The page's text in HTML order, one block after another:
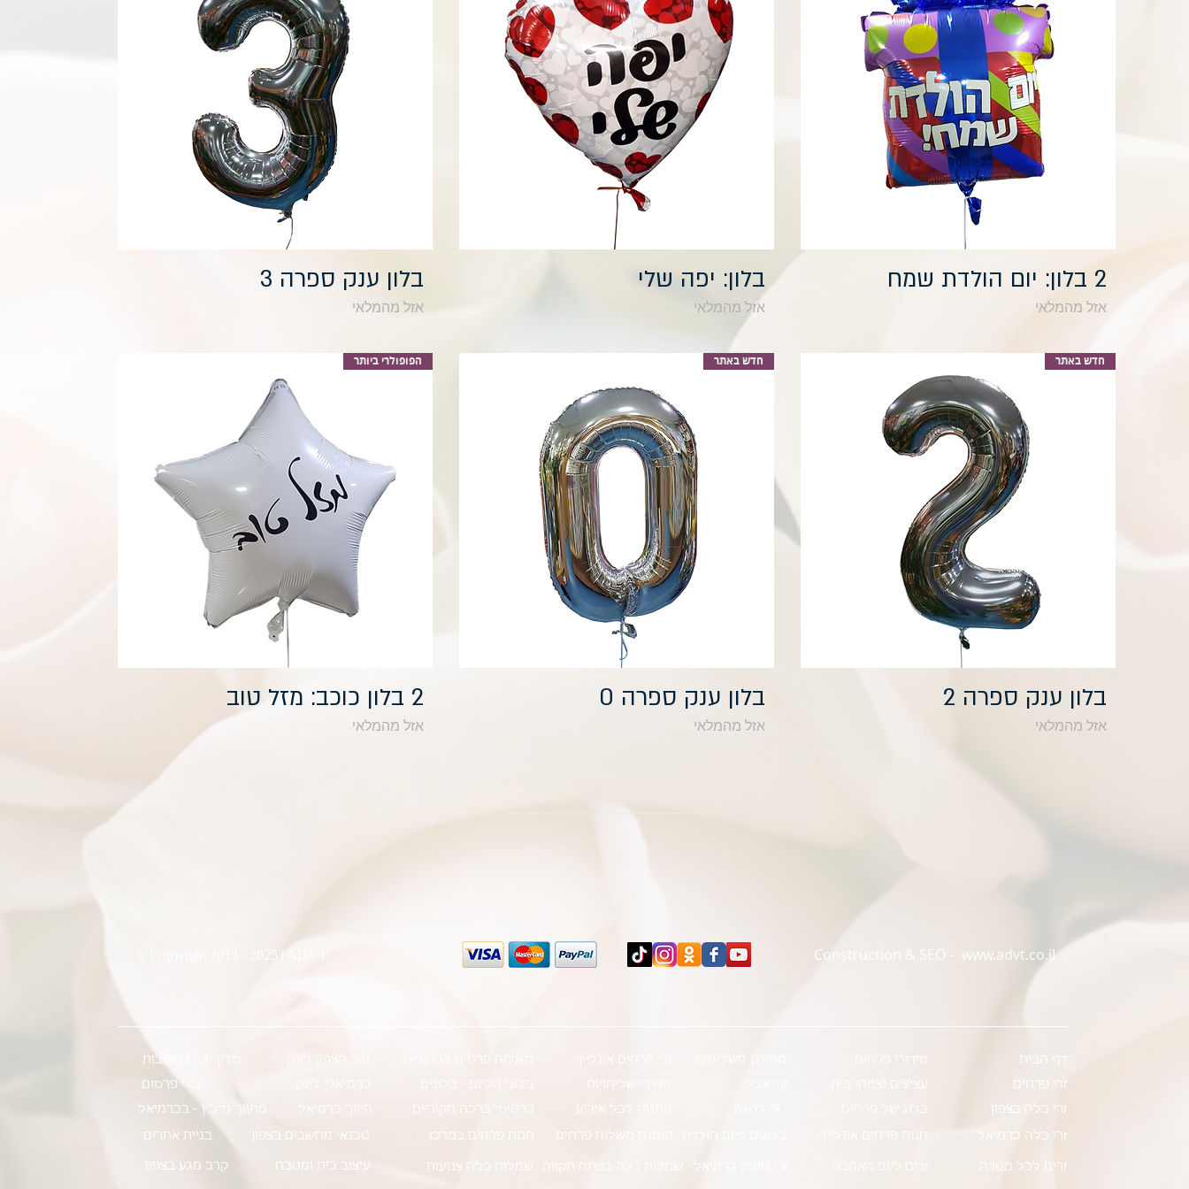
תצוגה מהירה 2 בלון: יום הולדת שמח
אזל מהמלאי
תצוגה מהירהבלון: יפה שלי
אזל מהמלאי
תצוגה מהירהבלון ענק ספרה 3
אזל מהמלאי
תצוגה מהירה
חדש באתר
בלון ענק ספרה 2
אזל מהמלאי
תצוגה מהירה
חדש באתר
בלון ענק ספרה 0
אזל מהמלאי
תצוגה מהירה
הפופולרי ביותר
2 בלון כוכב: מזל טוב
אזל מהמלאי
© Copyright 2013 - 2025 | ADVT Construction & SEO - www.advt.co.il
סלון יופי ברחובות זהר הצפון לינק
משלוח פרחים בכרמיאל
כלי פרסום
בלוני הליום - בלונים
מתווך נדל''ן - בכרמיאל
תיווך כרמיאל כרטיסי ברכה מקוריים
בניית אתרים טכנאי מחשבים בצפון חנות פרחים במרכז
מחירי שליחויות
מתנות לכל אירוע
הזמנת משלוח פרחים
קרב מגע בצפון עיצוב בית ומטבח שמלות כלה צנועות שמלות כלה בפתח תקווה זרי מתוק כרמיאל
סידורי פרחים
עציצים וצמחי בית
בלוג של פרחים
חנות פרחים אונליין
זרים ליום האהבה
דף הבית
זרי פרחים
זרי כלה בצפון
זרי כלה כרמיאל
זרים לכל מטרה